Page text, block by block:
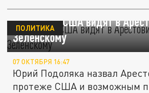
Подоляка: США видят в
Зеленскому
ПОЛИТИКА
07 ОКТЯБРЯ 16:47
Юрий Подоляка назвал
протеже США и возможным